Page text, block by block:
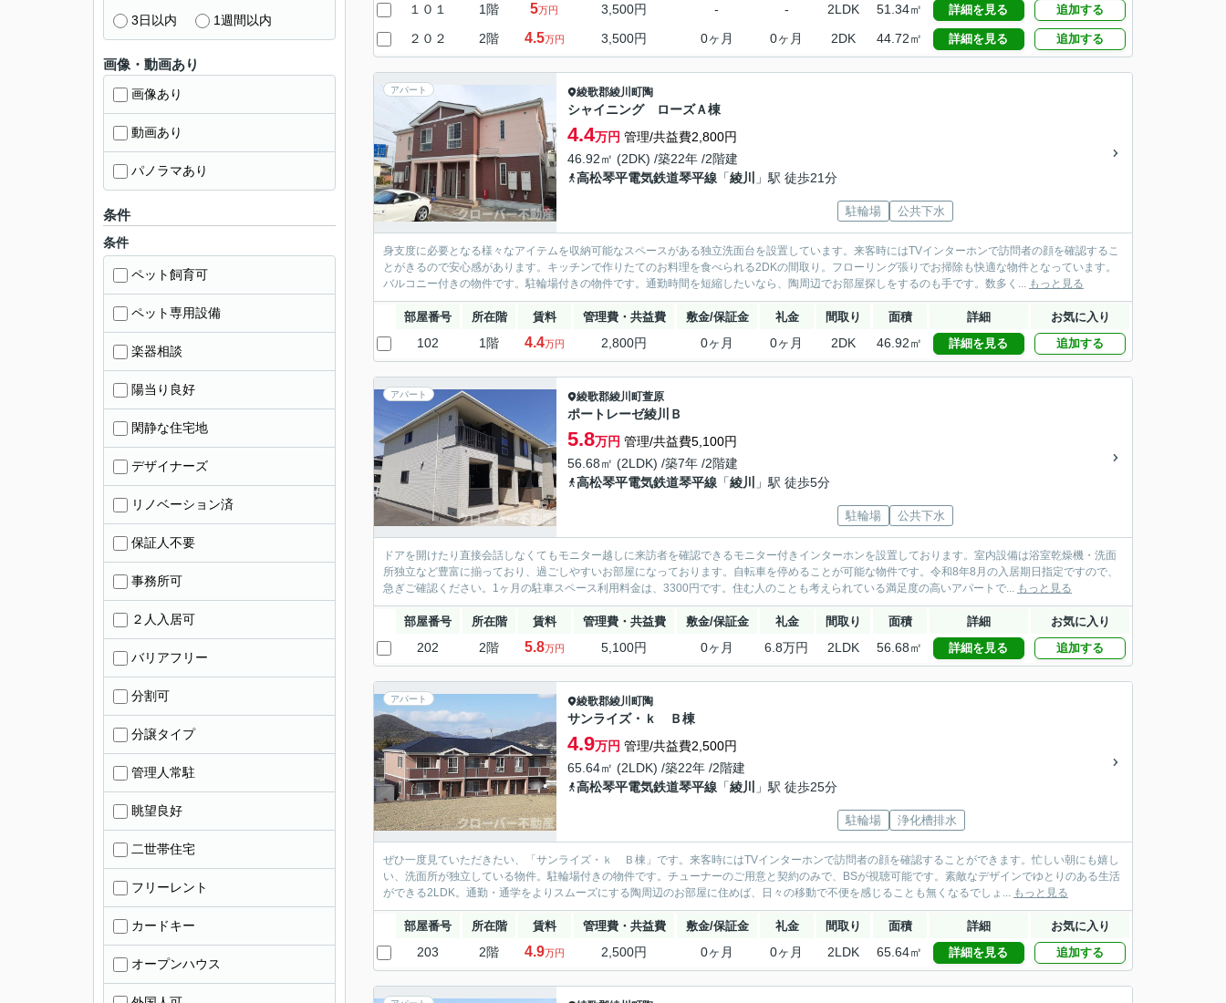
１０１ 1階 5万円 3,500円 - - 2LDK 51.34㎡ 詳細を見る 追加する
２０２ 2階 4.5万円 3,500円 0ヶ月 0ヶ月 2DK 44.72㎡ 詳細を見る 追加する
アパート 綾歌郡綾川町陶
シャイニング ローズＡ棟
4.4万円 管理/共益費2,800円
46.92㎡ (2DK) /築22年 /2階建
高松琴平電気鉄道琴平線 「綾川 」駅 徒歩21分
駐輪場 公共下水
身支度に必要となる様々なアイテムを収納可能なスペースがある独立洗面台を設置しています。来客時にはTVインターホンで訪問者の顔を確認するこ
とがきるので安心感があります。キッチンで作りたてのお料理を食べられる2DKの間取り。フローリング張りでお掃除も快適な物件となっています。
バルコニー付きの物件です。駐輪場付きの物件です。通勤時間を短縮したいなら、陶周辺でお部屋探しをするのも手です。数多く... もっと見る
部屋番号 所在階 賃料 管理費・共益費 敷金/保証金 礼金 間取り 面積 詳細 お気に入り
102 1階 4.4万円 2,800円 0ヶ月 0ヶ月 2DK 46.92㎡ 詳細を見る 追加する
アパート 綾歌郡綾川町萱原
ポートレーゼ綾川Ｂ
5.8万円 管理/共益費5,100円
56.68㎡ (2LDK) /築7年 /2階建
高松琴平電気鉄道琴平線 「綾川 」駅 徒歩5分
駐輪場 公共下水
ドアを開けたり直接会話しなくてもモニター越しに来訪者を確認できるモニター付きインターホンを設置しております。室内設備は浴室乾燥機・洗面
所独立など豊富に揃っており、過ごしやすいお部屋になっております。自転車を停めることが可能な物件です。令和8年8月の入居期日指定ですので、
急ぎご確認ください。1ヶ月の駐車スペース利用料金は、3300円です。住む人のことも考えられている満足度の高いアパートで... もっと見る
部屋番号 所在階 賃料 管理費・共益費 敷金/保証金 礼金 間取り 面積 詳細 お気に入り
202 2階 5.8万円 5,100円 0ヶ月 6.8万円 2LDK 56.68㎡ 詳細を見る 追加する
アパート 綾歌郡綾川町陶
サンライズ・ｋ Ｂ棟
4.9万円 管理/共益費2,500円
65.64㎡ (2LDK) /築22年 /2階建
高松琴平電気鉄道琴平線 「綾川 」駅 徒歩25分
駐輪場 浄化槽排水
ぜひ一度見ていただきたい、「サンライズ・ｋ Ｂ棟」です。来客時にはTVインターホンで訪問者の顔を確認することができます。忙しい朝にも嬉し
い、洗面所が独立している物件。駐輪場付きの物件です。チューナーのご用意と契約のみで、BSが視聴可能です。素敵なデザインでゆとりのある生活
ができる2LDK。通勤・通学をよりスムーズにする陶周辺のお部屋に住めば、日々の移動で不便を感じることも無くなるでしょ... もっと見る
部屋番号 所在階 賃料 管理費・共益費 敷金/保証金 礼金 間取り 面積 詳細 お気に入り
203 2階 4.9万円 2,500円 0ヶ月 0ヶ月 2LDK 65.64㎡ 詳細を見る 追加する
3日以内 1週間以内
画像・動画あり
画像あり
動画あり
パノラマあり
条件
条件
ペット飼育可
ペット専用設備
楽器相談
陽当り良好
閑静な住宅地
デザイナーズ
リノベーション済
保証人不要
事務所可
２人入居可
バリアフリー
分割可
分譲タイプ
管理人常駐
眺望良好
二世帯住宅
フリーレント
カードキー
オープンハウス